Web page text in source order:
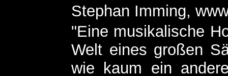
Stephan Imming,
"Eine musikalische
Welt eines großen
wie kaum ein